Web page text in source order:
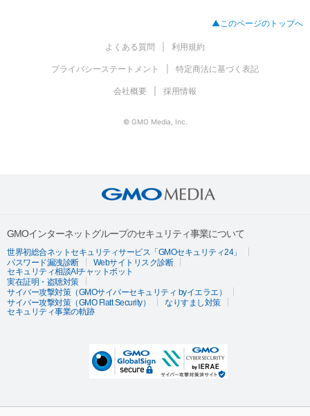
▲このページのトップへ
よくある質問 利用規約
プライバシーステートメント 特定商法に基づく表記
会社概要 採用情報
© GMO Media, Inc.
GMOインターネットグループのセキュリティ事業について
世界初総合ネットセキュリティサービス「GMOセキュリティ24」
パスワード漏洩診断
Webサイトリスク診断
セキュリティ相談AIチャットボット
実在証明・盗聴対策
サイバー攻撃対策（GMOサイバーセキュリティ byイエラエ）
サイバー攻撃対策（GMO Flatt Security）
なりすまし対策
セキュリティ事業の軌跡